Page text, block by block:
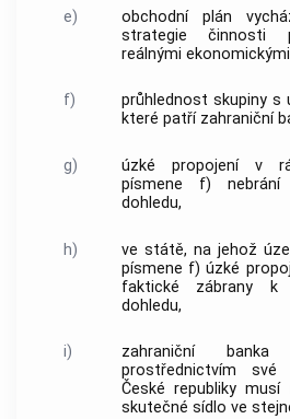
e)
obchodní plán
strategie činnosti
reálnými
f)
průhlednost skupiny s
které patří zahraniční
g)
úzké propojení v
písmene f) nebrání
dohledu,
h)
ve státě, na jehož
písmene f) úzké
faktické zábrany k
dohledu,
i)
zahraniční
prostřednictvím
České republiky
skutečné sídlo ve